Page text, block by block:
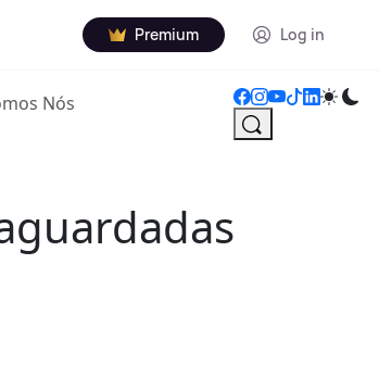
Premium Log in
Nós